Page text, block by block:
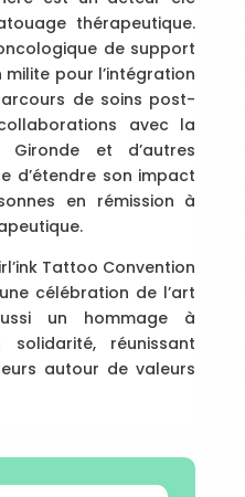
thérapeutique.
de support
milite pour l’intégration
de soins post-
avec la
et d’autres
d’étendre son impact
en rémission à
Tattoo Convention
célébration de l’art
un hommage à
réunissant
autour de valeurs